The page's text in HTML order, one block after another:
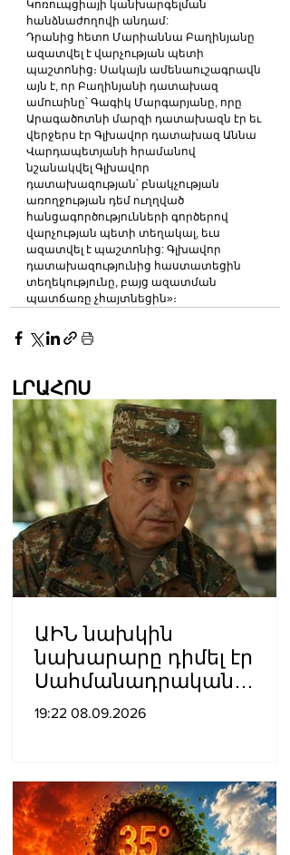
Կոռուպցիայի կանխարգելման
հանձնաժողովի անդամ:
Դրանից հետո Մարիաննա Բաղինյանը
ազատվել է վարչության պետի
պաշտոնից։ Սակայն ամենաուշագրավն
այն է, որ Բաղինյանի դատախազ
ամուսինը՝ Գագիկ Մարգարյանը, որը
Արագածոտնի մարզի դատախազն էր եւ
վերջերս էր Գլխավոր դատախազ Աննա
Վարդապետյանի հրամանով
նշանակվել Գլխավոր
դատախազության՝ բնակչության
առողջության դեմ ուղղված
հանցագործությունների գործերով
վարչության պետի տեղակալ, եւս
ազատվել է պաշտոնից: Գլխավոր
դատախազությունից հաստատեցին
տեղեկությունը, բայց ազատման
պատճառը չհայտնեցին»։
ԼՐԱՀՈՍ
ԱԻՆ նախկին
նախարարը դիմել էր
Սահմանադրական
դատարան․ գործի
19:22 08.09.2026